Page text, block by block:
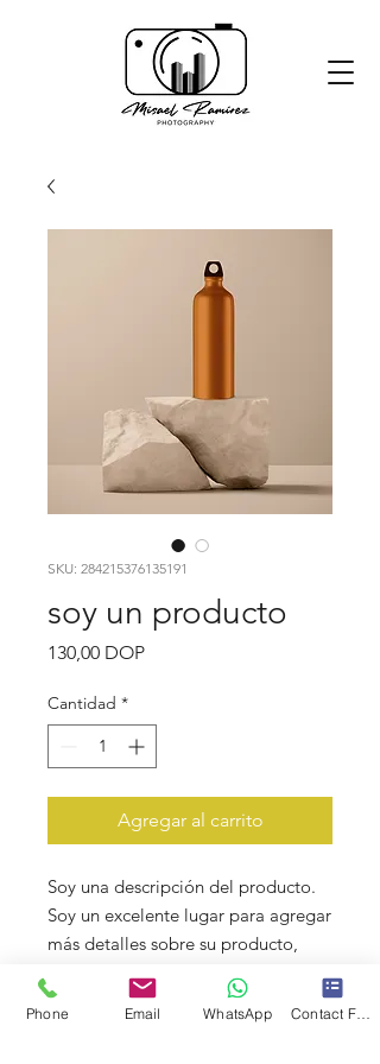
SKU: 284215376135191
soy un producto
130,00 DOPPrecio
Cantidad *
Agregar al carrito
Soy una descripción del producto.
Soy un excelente lugar para agregar
más detalles sobre su producto,
como el tamaño, el material, las
instrucciones de cuidado y las
Phone Email WhatsApp Contact Form